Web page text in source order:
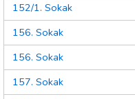
152/1. Sokak
156. Sokak
156. Sokak
157. Sokak